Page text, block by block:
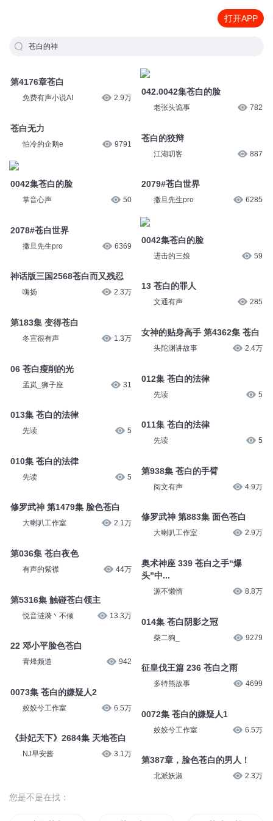
打开APP
苍白的神
第4176章苍白
免费有声小说AI 2.9万
苍白无力
怕冷的企鹅e 9791
0042集苍白的脸
掌音心声 50
2078#苍白世界
撒旦先生pro 6369
神话版三国2568苍白而又残忍
嗨扬 2.3万
第183集 变得苍白
冬宣很有声 1.3万
06 苍白瘦削的光
孟岚_狮子座 31
013集 苍白的法律
先读 5
010集 苍白的法律
先读 5
修罗武神 第1479集 脸色苍白
大喇叭工作室 2.1万
第036集 苍白夜色
有声的紫襟 44万
第5316集 触碰苍白领主
悦音涟漪丶不倾 13.3万
22 邓小平脸色苍白
青烽频道 942
0073集 苍白的嫌疑人2
姣姣兮工作室 6.5万
《卦妃天下》2684集 天地苍白
NJ早安酱 3.1万
042.0042集苍白的脸
老张头诡事 782
苍白的狡辩
江湖叨客 887
2079#苍白世界
撒旦先生pro 6285
0042集苍白的脸
进击的三娘 59
13 苍白的罪人
文通有声 285
女神的贴身高手 第4362集 苍白
头陀渊讲故事 2.4万
012集 苍白的法律
先读 5
011集 苍白的法律
先读 5
第938集 苍白的手臂
阅文有声 4.9万
修罗武神 第883集 面色苍白
大喇叭工作室 2.9万
奥术神座 339 苍白之手“爆
头”中...
源不懒惰 8.8万
014集 苍白阴影之冠
柴二狗_ 9279
征皇伐王篇 236 苍白之雨
多特熊故事 4699
0072集 苍白的嫌疑人1
姣姣兮工作室 6.5万
第387章，脸色苍白的男人！
北派妖淑 2.3万
您是不是在找：